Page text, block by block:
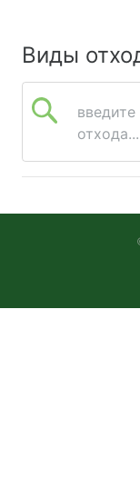
Виды
отхода...